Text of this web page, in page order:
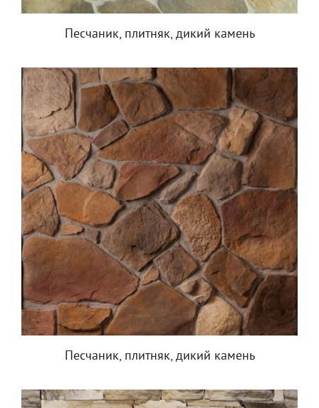
Песчаник, плитняк, дикий камень
Песчаник, плитняк, дикий камень